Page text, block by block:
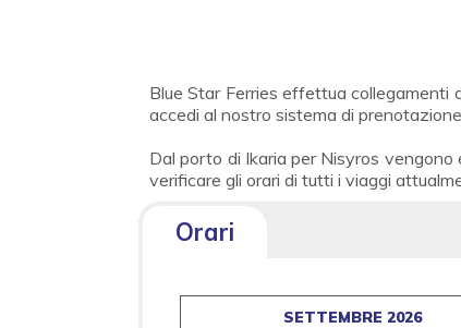
Blue Star Ferries effettua collegamenti
accedi al nostro sistema di
Dal porto di Ikaria per Nisyros
verificare gli orari di tutti i viaggi
Orari
SETTEMBRE 2026